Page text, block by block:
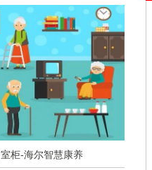
室柜-海尔智慧康养